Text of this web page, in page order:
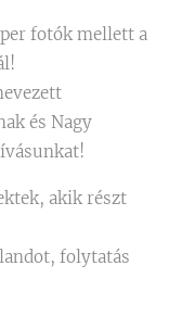
fotók mellett a
és Nagy
akik részt
folytatás